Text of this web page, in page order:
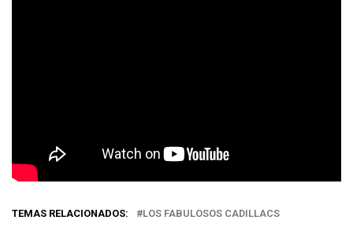
TEMAS RELACIONADOS: LOS FABULOSOS CADILLACS